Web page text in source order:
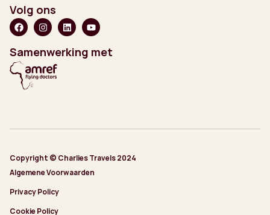
Volg ons
Samenwerking met
Copyright © Charlies Travels 2024
Algemene Voorwaarden
Privacy Policy
Cookie Policy